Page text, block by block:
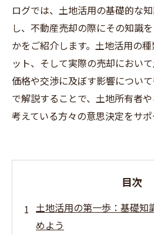
ログでは、土地活用の基礎的な
し、不動産売却の際にその知識
かをご紹介します。土地活用の
ット、そして実際の売却におい
価格や交渉に及ぼす影響につい
で解説することで、土地所有者
考えている方々の意思決定をサポ
目次
土地活用の第一歩：基礎知
めよう